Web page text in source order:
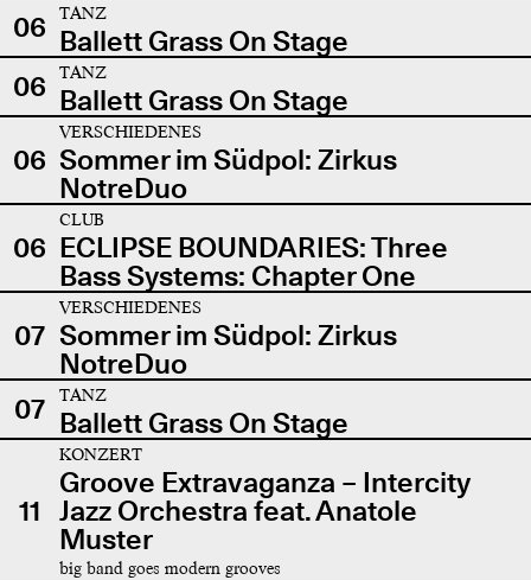
06
TANZ
Ballett Grass On Stage
06
TANZ
Ballett Grass On Stage
06
VERSCHIEDENES
Sommer im Südpol: Zirkus
NotreDuo
06
CLUB
ECLIPSE BOUNDARIES: Three
Bass Systems: Chapter One
07
VERSCHIEDENES
Sommer im Südpol: Zirkus
NotreDuo
07
TANZ
Ballett Grass On Stage
11
KONZERT
Groove Extravaganza – Intercity
Jazz Orchestra feat. Anatole
Muster
big band goes modern grooves